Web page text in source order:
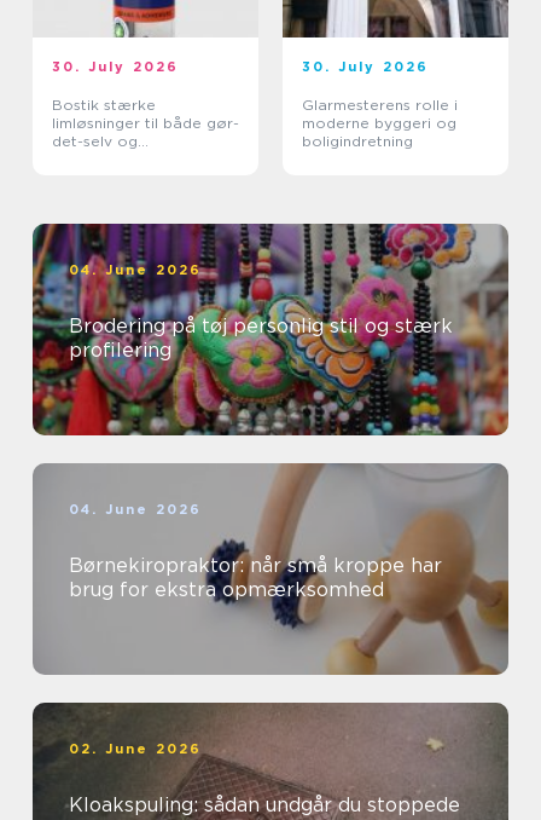
30. July 2026
Bostik stærke
limløsninger til både gør-
det-selv og
30. July 2026
Glarmesterens rolle i
moderne byggeri og
boligindretning
04. June 2026
Brodering på tøj personlig stil og stærk
profilering
04. June 2026
Børnekiropraktor: når små kroppe har
brug for ekstra opmærksomhed
02. June 2026
Kloakspuling: sådan undgår du stoppede